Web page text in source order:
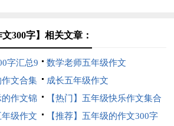
300字】相关文章：
字汇总9
数学老师五年级作文
文合集
成长五年级作文
的作文锦
【热门】五年级快乐作文集合
八篇
年级作文 【推荐】五年级的作文300字